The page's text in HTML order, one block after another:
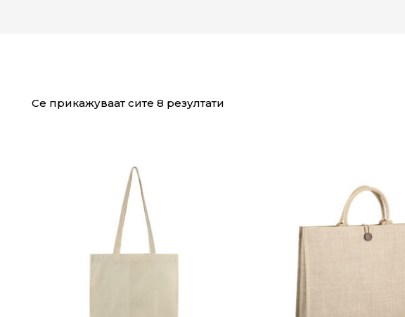
Се прикажуваат сите 8 резултати